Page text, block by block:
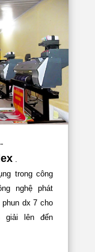
.
trong công
nghệ phát
dx 7 cho
giải lên đến